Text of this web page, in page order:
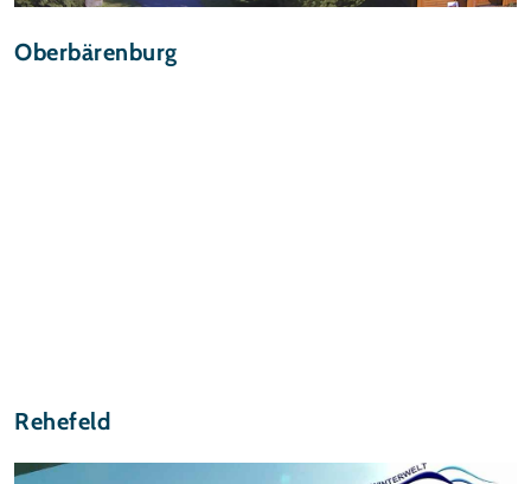
Oberbärenburg
Rehefeld